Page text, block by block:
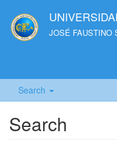
JOSÉ FAUSTINO
Search
Search